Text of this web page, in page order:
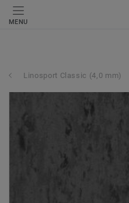
MENU
Linosport Classic (4,0 mm)